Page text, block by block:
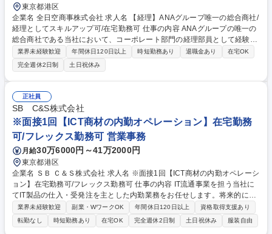
東京都港区
企業名 全日空商事株式会社 求人名 【経理】ANAグループ唯一の総合商社/
経理としてスキルアップ可/在宅勤務可 仕事の内容 ANAグループの唯一の
総合商社である当社において、コーポレート部門の経理部員として経験に
応じて財務・会計・決算業務のいずれかをお任せいたします。 【業務詳
細】■財務業務:出納業務、決算業務（一部）、デリバティブ取引等 ■与信
業務:国内外の取引先の与信管理■管理会計業務:部門、グループ会社の予実
績管理（一部）※業務については経験に応じてお任せいたしますのですべ
てのご経験がなくとも問題ございません。連結決算処理、財務諸表の作
成、税務業務、監査業務、管理会計に関わる業務については希望や経験に
応じて将来チャレンジする事が可能です。 募集職種 【経理】ANAグルー
プ唯一の総合商社/経理としてスキルアップ可/在宅勤務可
業界未経験歓迎 年間休日120日以上 時短勤務あり 退職金あり
在宅OK
完全週休2日制
土日祝休み
正社員
SB C&S株式会社
※面接1回【ICT商材の内勤オペレーション】在宅勤務
可/フレックス勤務可 営業事務
月給30万6000円～41万2000円
東京都港区
企業名 ＳＢ Ｃ＆Ｓ株式会社 求人名 ※面接1回【ICT商材の内勤オペレーシ
ョン】在宅勤務可/フレックス勤務可 仕事の内容 IT流通事業を担う当社に
てIT製品の仕入・受発注を主とした内勤業務をお任せします。将来的には
ルーティンワークに留まらず、取扱商材増加に伴う新規業務オペレーショ
ンの建て付けもお任せしたいと考えています。 【具体的な業務】■見積り
作成：社内関係各所と連携した作成業務 ■受発注業務：仕入れ先への発
業界未経験歓迎 副業・WワークOK 年間休日120日以上
資格取得支援あり
転勤なし
時短勤務あり 在宅OK 完全週休2日制 土日祝休み 服装自由